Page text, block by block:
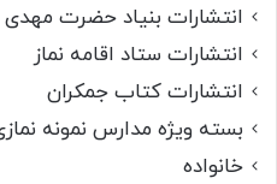
انتشارات بنیاد حضرت
انتشارات ستاد اقامه نماز
انتشارات کتاب جمکران
بسته ویژه مدارس نمونه
خانواده